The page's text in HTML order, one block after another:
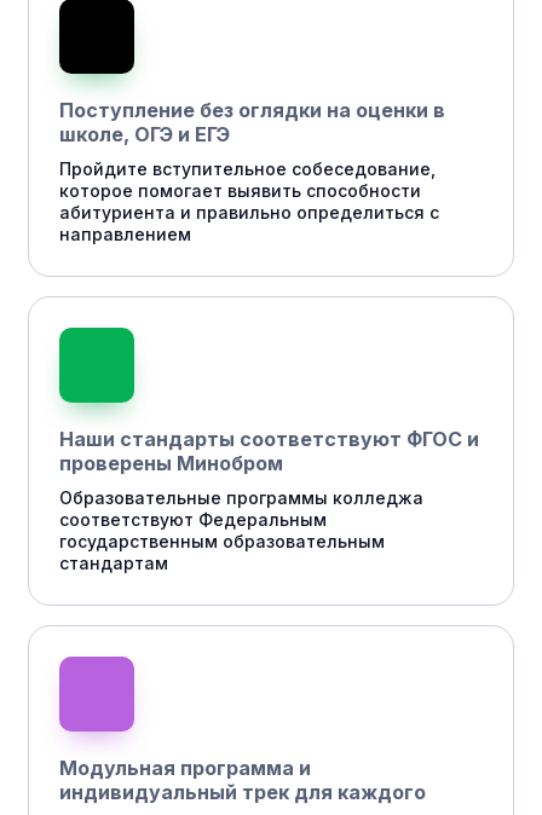
Поступление без оглядки на оценки в
школе, ОГЭ и ЕГЭ
Пройдите вступительное собеседование,
которое помогает выявить способности
абитуриента и правильно определиться с
направлением
Наши стандарты соответствуют ФГОС и
проверены Минобром
Образовательные программы колледжа
соответствуют Федеральным
государственным образовательным
стандартам
Модульная программа и
индивидуальный трек для каждого